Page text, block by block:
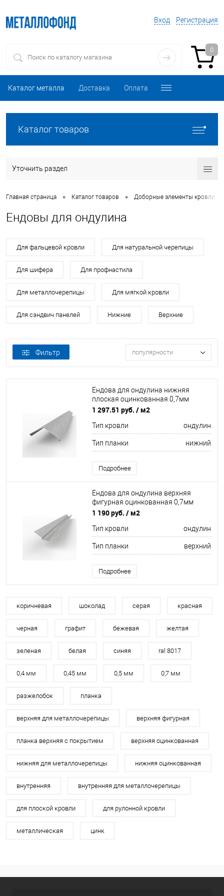
Вход Регистрация
0
Каталог металла Доставка Оплата
Каталог товаров
Уточнить раздел
Главная страница • Каталог товаров • Доборные элементы кровли
Ендовы для ондулина
Для фальцевой кровли Для натуральной черепицы
Для шифера Для профнастила
Для металлочерепицы Для мягкой кровли
Для сэндвич панелей Нижние Верхние
Фильтр популярности
Ендова для ондулина нижняя
плоская оцинкованная 0,7мм
ширина более 625 мм
1 297.51 руб. / м2
Тип кровли ондулин
Тип планки нижний
Подробнее
Ендова для ондулина верхняя
фигурная оцинкованная 0,7мм
ширина более 625 мм
1 190 руб. / м2
Тип кровли ондулин
Тип планки верхний
Подробнее
коричневая шоколад серая красная
черная графит бежевая желтая
зеленая белая синяя ral 8017
0,4 мм 0,45 мм 0,5 мм 0,7 мм
разжелобок планка
верхняя для металлочерепицы верхняя фигурная
планка верхняя с покрытием верхняя оцинкованная
нижняя для металлочерепицы нижняя оцинкованная
внутренняя внутренняя для металлочерепицы
для плоской кровли для рулонной кровли
металлическая цинк